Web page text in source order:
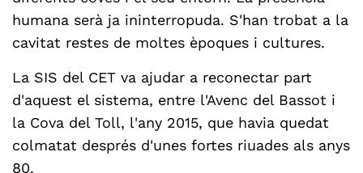
humana serà ja ininterropuda. S'han trobat a la
cavitat restes de moltes èpoques i cultures.
La SIS del CET va ajudar a reconectar part
d'aquest el sistema, entre l'Avenc del Bassot i
la Cova del Toll, l'any 2015, que havia quedat
colmatat després d'unes fortes riuades als anys
80.